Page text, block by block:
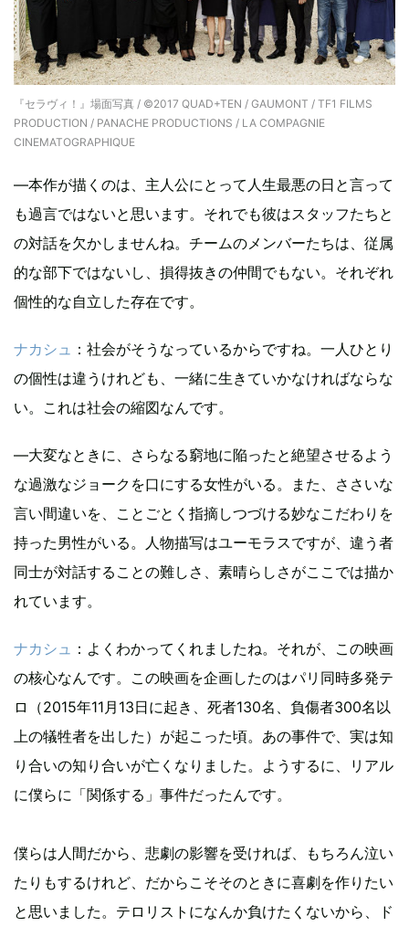
『セラヴィ！』場面写真 / ©2017 QUAD+TEN / GAUMONT / TF1 FILMS
PRODUCTION / PANACHE PRODUCTIONS / LA COMPAGNIE
CINEMATOGRAPHIQUE
—本作が描くのは、主人公にとって人生最悪の日と言って
も過言ではないと思います。それでも彼はスタッフたちと
の対話を欠かしませんね。チームのメンバーたちは、従属
的な部下ではないし、損得抜きの仲間でもない。それぞれ
個性的な自立した存在です。
ナカシュ ：社会がそうなっているからですね。一人ひとり
の個性は違うけれども、一緒に生きていかなければならな
い。これは社会の縮図なんです。
—大変なときに、さらなる窮地に陥ったと絶望させるよう
な過激なジョークを口にする女性がいる。また、ささいな
言い間違いを、ことごとく指摘しつづける妙なこだわりを
持った男性がいる。人物描写はユーモラスですが、違う者
同士が対話することの難しさ、素晴らしさがここでは描か
れています。
ナカシュ ：よくわかってくれましたね。それが、この映画
の核心なんです。この映画を企画したのはパリ同時多発テ
ロ（2015年11月13日に起き、死者130名、負傷者300名以
上の犠牲者を出した）が起こった頃。あの事件で、実は知
り合いの知り合いが亡くなりました。ようするに、リアル
に僕らに「関係する」事件だったんです。
僕らは人間だから、悲劇の影響を受ければ、もちろん泣い
たりもするけれど、だからこそそのときに喜劇を作りたい
と思いました。テロリストになんか負けたくないから、ド